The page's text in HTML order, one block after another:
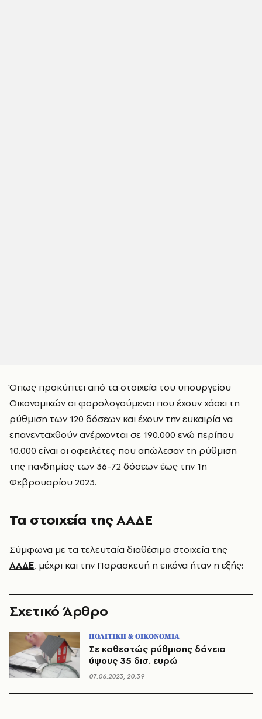
Όπως προκύπτει από τα στοιχεία του υπουργείου
Οικονομικών οι φορολογούμενοι που έχουν χάσει τη
ρύθμιση των 120 δόσεων και έχουν την ευκαιρία να
επανενταχθούν ανέρχονται σε 190.000 ενώ περίπου
10.000 είναι οι οφειλέτες που απώλεσαν τη ρύθμιση
της πανδημίας των 36-72 δόσεων έως την 1η
Φεβρουαρίου 2023.
Τα στοιχεία της ΑΑΔΕ
Σύμφωνα με τα τελευταία διαθέσιμα στοιχεία της
ΑΑΔΕ, μέχρι και την Παρασκευή η εικόνα ήταν η εξής:
Σχετικό Άρθρο
ΠΟΛΙΤΙΚΗ & ΟΙΚΟΝΟΜΙΑ
Σε καθεστώς ρύθμισης δάνεια
ύψους 35 δισ. ευρώ
07.06.2023, 20:39